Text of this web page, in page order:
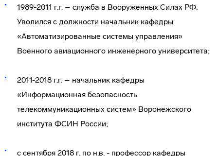
1989-2011 г.г. – служба в Вооруженных Силах РФ.
Уволился с должности начальник кафедры
«Автоматизированные системы управления»
Военного авиационного инженерного университета;
2011-2018 г.г. – начальник кафедры
«Информационная безопасность
телекоммуникационных систем» Воронежского
института ФСИН России;
с сентября 2018 г. по н.в. - профессор кафедры